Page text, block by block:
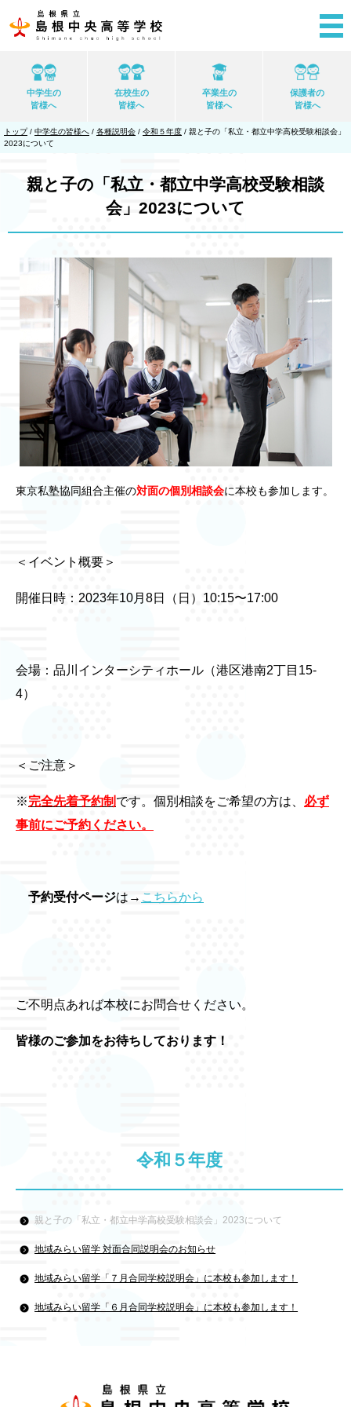
中学生の
皆様へ
在校生の
皆様へ
卒業生の
皆様へ
保護者の
皆様へ
現
在
トップ/ 中学生の皆様へ / 各種説明会 / 令和５年度 / 親と子の「私立・都立中学高校受験相談会」
2023について
親と子の「私立・都立中学高校受験相談
会」2023について
東京私塾協同組合主催の対面の個別相談会に本校も参加します。
＜イベント概要＞
開催日時：2023年10月8日（日）10:15〜17:00
会場：品川インターシティホール（港区港南2丁目15-
4）
＜ご注意＞
※完全先着予約制 です。個別相談をご希望の方は、 必ず
事前にご予約ください。
予約受付ページは→ こちらから
ご不明点あれば本校にお問合せください。
皆様のご参加をお待ちしております！
令和５年度
親と子の「私立・都立中学高校受験相談会」2023について
地域みらい留学 対面合同説明会のお知らせ
地域みらい留学「７月合同学校説明会」に本校も参加します！
地域みらい留学「６月合同学校説明会」に本校も参加します！